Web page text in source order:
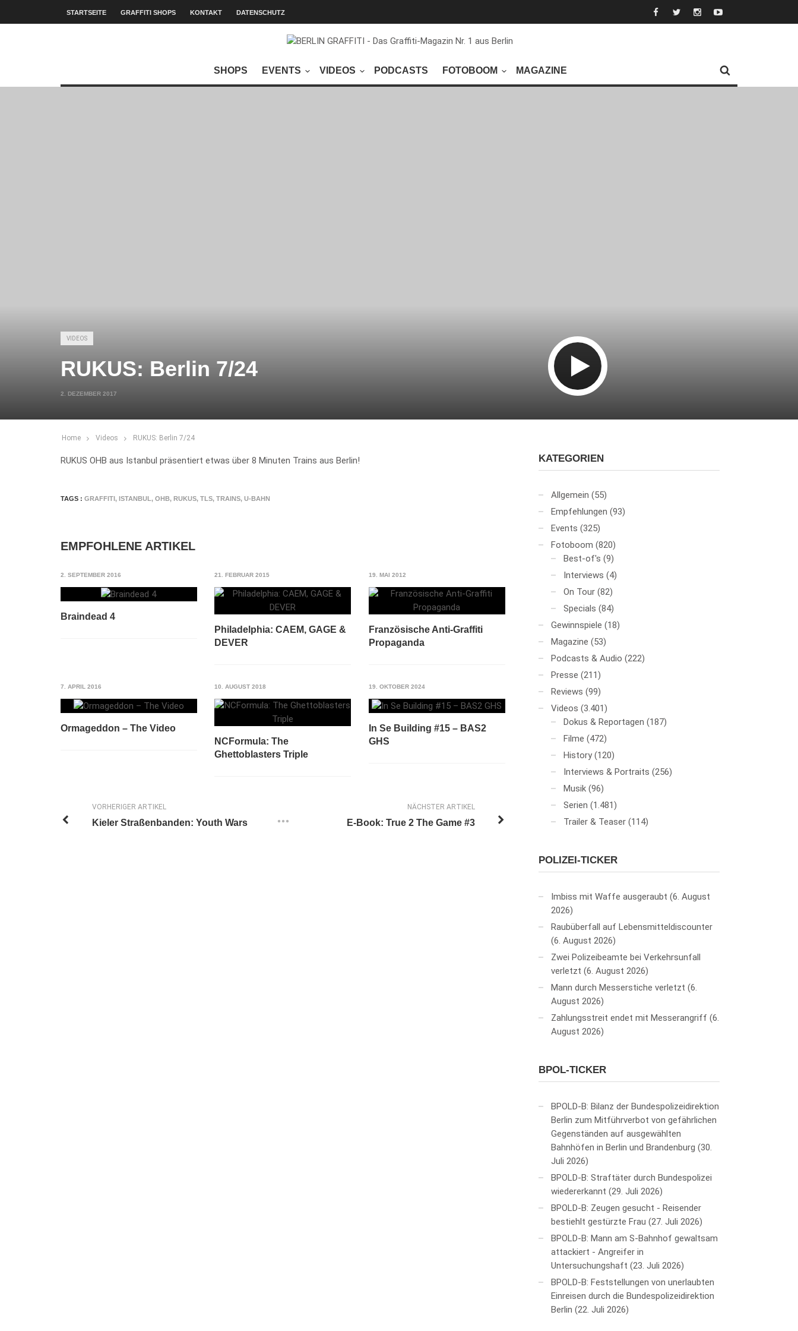
STARTSEITE GRAFFITI SHOPS KONTAKT DATENSCHUTZ
SHOPS EVENTS VIDEOS PODCASTS FOTOBOOM MAGAZINE
VIDEOS
RUKUS: Berlin 7/24
2. DEZEMBER 2017
Home Videos RUKUS: Berlin 7/24
RUKUS OHB aus Istanbul präsentiert etwas über 8 Minuten Trains aus Berlin!
TAGS : GRAFFITI, ISTANBUL , OHB, RUKUS, TLS, TRAINS, U-BAHN
EMPFOHLENE ARTIKEL
2. SEPTEMBER 2016
Braindead 4
21. FEBRUAR 2015
Philadelphia: CAEM, GAGE &
DEVER
19. MAI 2012
Französische Anti-Graffiti
Propaganda
7. APRIL 2016
Ormageddon – The Video
10. AUGUST 2018
NCFormula: The
Ghettoblasters Triple
19. OKTOBER 2024
In Se Building #15 – BAS2
GHS
NÄCHSTER ARTIKEL
E-Book: True 2 The Game #3
VORHERIGER ARTIKEL
Kieler Straßenbanden: Youth Wars
KATEGORIEN
Allgemein (55)
Empfehlungen (93)
Events (325)
Fotoboom (820)
Best-of's (9)
Interviews (4)
On Tour (82)
Specials (84)
Gewinnspiele (18)
Magazine (53)
Podcasts & Audio (222)
Presse (211)
Reviews (99)
Videos (3.401)
Dokus & Reportagen (187)
Filme (472)
History (120)
Interviews & Portraits (256)
Musik (96)
Serien (1.481)
Trailer & Teaser (114)
POLIZEI-TICKER
Imbiss mit Waffe ausgeraubt 6. August
2026
Raubüberfall auf Lebensmitteldiscounter
6. August 2026
Zwei Polizeibeamte bei Verkehrsunfall
verletzt 6. August 2026
Mann durch Messerstiche verletzt 6.
August 2026
Zahlungsstreit endet mit Messerangriff 6.
August 2026
BPOL-TICKER
BPOLD-B: Bilanz der Bundespolizeidirektion
Berlin zum Mitführverbot von gefährlichen
Gegenständen auf ausgewählten
Bahnhöfen in Berlin und Brandenburg 30.
Juli 2026
BPOLD-B: Straftäter durch Bundespolizei
wiedererkannt 29. Juli 2026
BPOLD-B: Zeugen gesucht - Reisender
bestiehlt gestürzte Frau 27. Juli 2026
BPOLD-B: Mann am S-Bahnhof gewaltsam
attackiert - Angreifer in
Untersuchungshaft 23. Juli 2026
BPOLD-B: Feststellungen von unerlaubten
Einreisen durch die Bundespolizeidirektion
Berlin 22. Juli 2026